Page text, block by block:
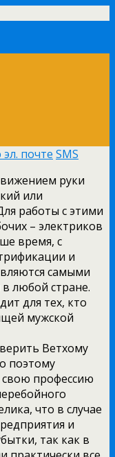
почте SMS
руки
или
работы с этими
– электриков
время, с
и
самыми
любой стране.
для тех, кто
мужской
верить Ветхому
поэтому
профессию
что в случае
и
так как в